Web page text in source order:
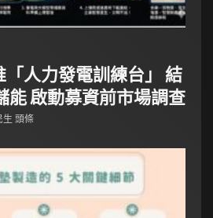
「人力發電訓練台」 結
能 啟動募資前市場調查
生 頭條